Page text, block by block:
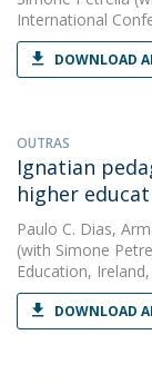
International
DOWNLOAD
OUTRAS
Ignatian
higher
Paulo C. Dias,
(with Simone
Education,
DOWNLOAD